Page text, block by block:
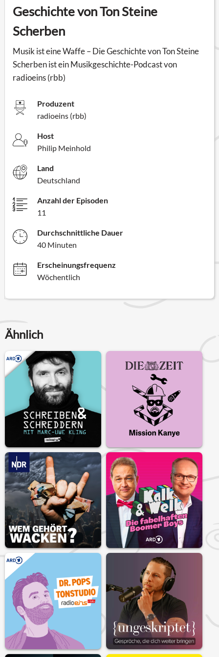
Geschichte von Ton Steine
Scherben
Musik ist eine Waffe – Die Geschichte von Ton Steine
Scherben ist ein Musikgeschichte-Podcast von
radioeins (rbb)
Produzent
radioeins (rbb)
Host
Philip Meinhold
Land
Deutschland
Anzahl der Episoden
11
Durchschnittliche Dauer
40 Minuten
Erscheinungsfrequenz
Wöchentlich
Ähnlich